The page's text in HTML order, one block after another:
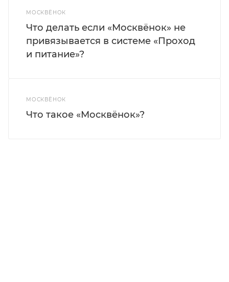
МОСКВЁНОК
Что делать если «Москвёнок» не
привязывается в системе «Проход
и питание»?
МОСКВЁНОК
Что такое «Москвёнок»?